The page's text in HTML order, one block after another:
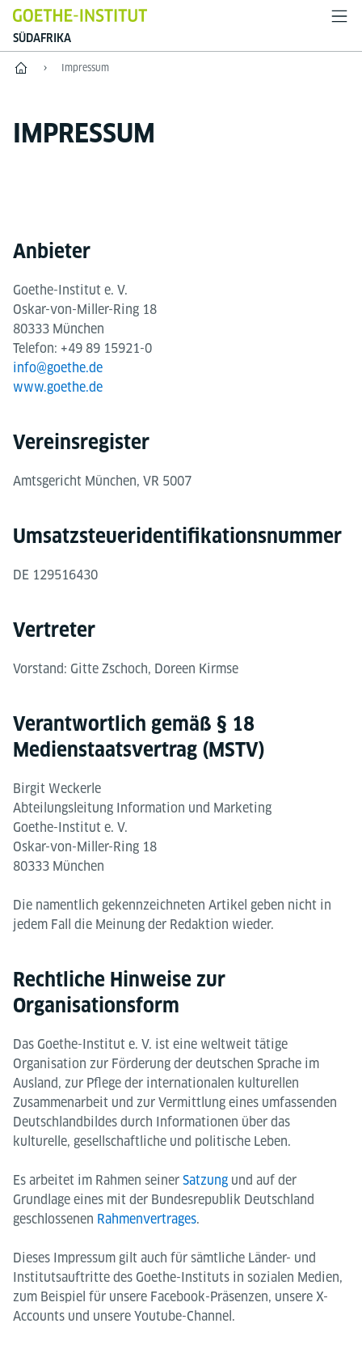
SÜDAFRIKA
Start Impressum
IMPRESSUM
Anbieter
Goethe-Institut e. V.
Oskar-von-Miller-Ring 18
80333 München
Telefon: +49 89 15921-0
info@goethe.de
www.goethe.de
Vereinsregister
Amtsgericht München, VR 5007
Umsatzsteuer­identifikations­nummer
DE 129516430
Vertreter
Vorstand: Gitte Zschoch, Doreen Kirmse
Verantwortlich gemäß § 18
Medienstaatsvertrag (MSTV)​
Birgit Weckerle
Abteilungsleitung Information und Marketing
Goethe-Institut e. V.
Oskar-von-Miller-Ring 18
80333 München
Die namentlich gekennzeichneten Artikel geben nicht in
jedem Fall die Meinung der Redaktion wieder.
Rechtliche Hinweise zur
Organisationsform
Das Goethe-Institut e. V. ist eine weltweit tätige
Organisation zur Förderung der deutschen Sprache im
Ausland, zur Pflege der internationalen kulturellen
Zusammenarbeit und zur Vermittlung eines umfassenden
Deutschlandbildes durch Informationen über das
kulturelle, gesellschaftliche und politische Leben.
Es arbeitet im Rahmen seinerSatzung und auf der
Grundlage eines mit der Bundesrepublik Deutschland
geschlossenen Rahmenvertrages.
Dieses Impressum gilt auch für sämtliche Länder- und
Institutsauftritte des Goethe-Instituts in sozialen Medien,
zum Beispiel für unsere Facebook-Präsenzen, unsere X-
Accounts und unsere Youtube-Channel.